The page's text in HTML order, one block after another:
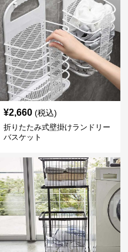
¥2,660 (税込)
折りたたみ式壁掛けランドリー
バスケット